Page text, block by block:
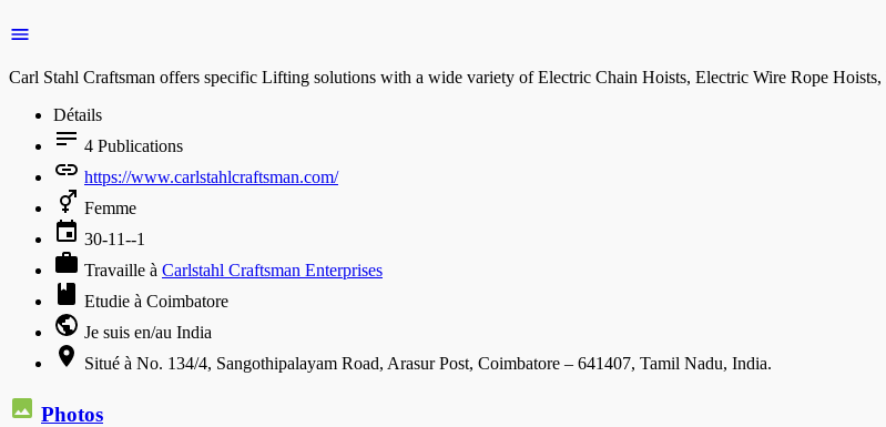
Carl Stahl Craftsman offers specific Lifting solutions with a wide variety of Electric Chain Hoists, Electric Wire Rope
Détails
4 Publications
https://www.carlstahlcraftsman.com/
Femme
30-11--1
Travaille à Carlstahl Craftsman Enterprises
Etudie à Coimbatore
Je suis en/au India
Situé à No. 134/4, Sangothipalayam Road, Arasur Post, Coimbatore – 641407, Tamil Nadu, India.
Photos